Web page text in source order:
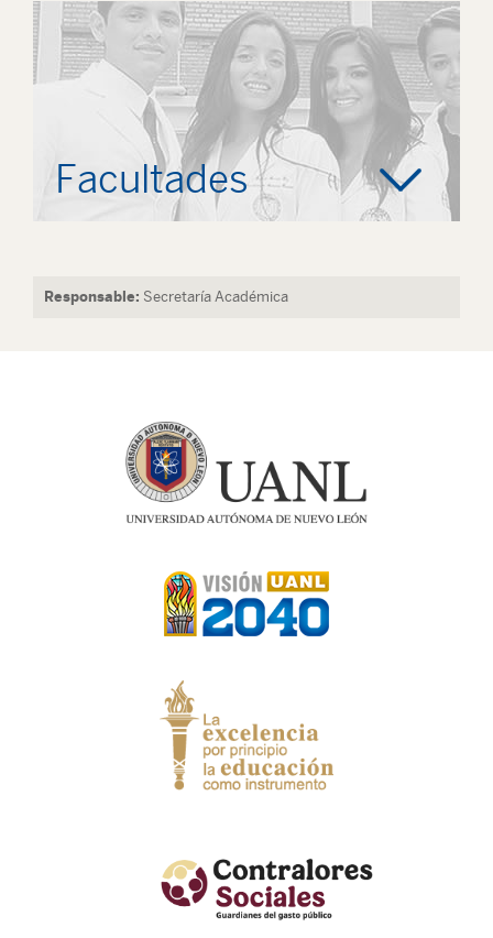
Facultades
Responsable: Secretaría Académica